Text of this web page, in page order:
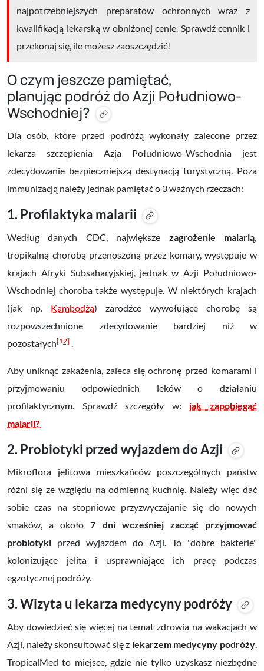
najpotrzebniejszych preparatów ochronnych wraz z
kwalifikacją lekarską w obniżonej cenie. Sprawdź cennik i
przekonaj się, ile możesz zaoszczędzić!
O czym jeszcze pamiętać,
planując podróż do Azji Południowo-
Wschodniej?
Dla osób, które przed podróżą wykonały zalecone przez
lekarza szczepienia Azja Południowo-Wschodnia jest
zdecydowanie bezpieczniejszą destynacją turystyczną. Poza
immunizacją należy jednak pamiętać o 3 ważnych rzeczach:
1. Profilaktyka malarii
Według danych CDC, największe zagrożenie malarią,
tropikalną chorobą przenoszoną przez komary, występuje w
krajach Afryki Subsaharyjskiej, jednak w Azji Południowo-
Wschodniej choroba także występuje. W niektórych krajach
(jak np. Kambodża) zarodźce wywołujące chorobę są
rozpowszechnione zdecydowanie bardziej niż w
pozostałych[12]
Aby uniknąć zakażenia, zaleca się ochronę przed komarami i
przyjmowaniu odpowiednich leków o działaniu
profilaktycznym. Sprawdź szczegóły w: jak zapobiegać
malarii?
2. Probiotyki przed wyjazdem do Azji
Mikroflora jelitowa mieszkańców poszczególnych państw
różni się ze względu na odmienną kuchnię. Należy więc dać
sobie czas na stopniowe przyzwyczajanie się do nowych
smaków, a około7 dni wcześniej zacząć przyjmować
probiotyki przed wyjazdem do Azji. To "dobre bakterie"
kolonizujące jelita i usprawniające ich pracę podczas
egzotycznej podróży.
3. Wizyta u lekarza medycyny podróży
Aby dowiedzieć się więcej na temat zdrowia na wakacjach w
Azji, należy skonsultować się z lekarzem medycyny podróży.
TropicalMed to miejsce, gdzie nie tylko uzyskasz niezbędne